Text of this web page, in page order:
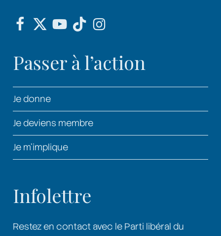
Passer à l’action
Je donne
Je deviens membre
Je m’implique
Infolettre
Restez en contact avec le Parti libéral du